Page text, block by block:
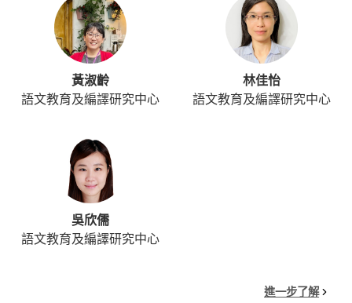
黃淑齡
語文教育及編譯研究中心
林佳怡
語文教育及編譯研究中心
吳欣儒
語文教育及編譯研究中心
進一步了解